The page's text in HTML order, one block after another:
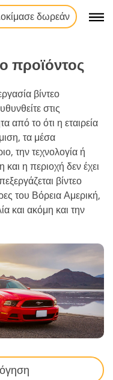
δωρεάν
προϊόντος
βίντεο
στις
από το ότι η εταιρεία
τα μέσα
την τεχνολογία ή
η περιοχή δεν έχει
βίντεο
του Βόρεια Αμερική,
και ακόμη και την